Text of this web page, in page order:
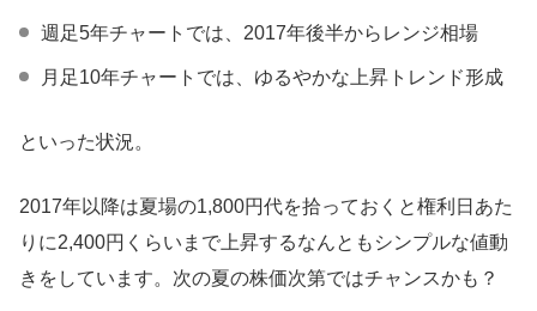
週足5年チャートでは、2017年後半からレンジ相場
月足10年チャートでは、ゆるやかな上昇トレンド形成
といった状況。
2017年以降は夏場の1,800円代を拾っておくと権利日あた
りに2,400円くらいまで上昇するなんともシンプルな値動
きをしています。次の夏の株価次第ではチャンスかも？